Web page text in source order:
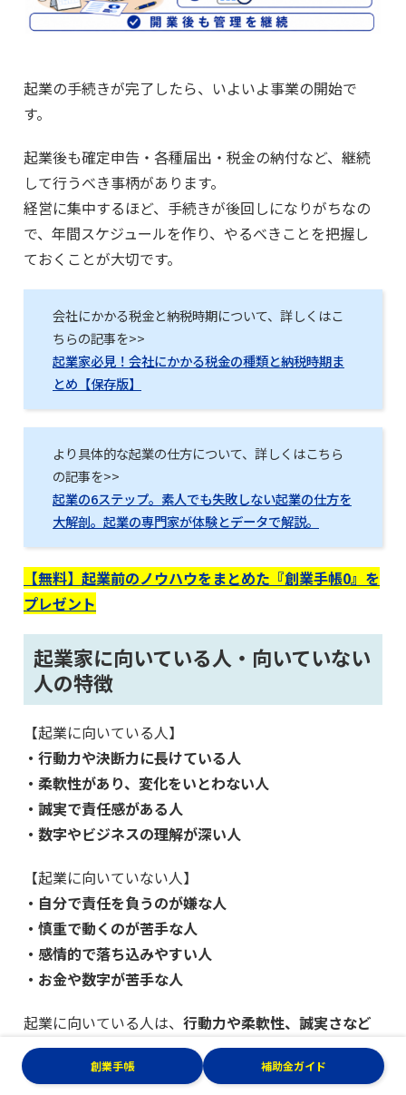
起業の手続きが完了したら、いよいよ事業の開始で
す。
起業後も確定申告・各種届出・税金の納付など、継続
して行うべき事柄があります。
経営に集中するほど、手続きが後回しになりがちなの
で、年間スケジュールを作り、やるべきことを把握し
ておくことが大切です。
会社にかかる税金と納税時期について、詳しくはこ
ちらの記事を>>
起業家必見！会社にかかる税金の種類と納税時期ま
とめ【保存版】
より具体的な起業の仕方について、詳しくはこちら
の記事を>>
起業の6ステップ。素人でも失敗しない起業の仕方を
大解剖。起業の専門家が体験とデータで解説。
【無料】起業前のノウハウをまとめた『創業手帳0』を
プレゼント
起業家に向いている人・向いていない
人の特徴
【起業に向いている人】
・行動力や決断力に長けている人
・柔軟性があり、変化をいとわない人
・誠実で責任感がある人
・数字やビジネスの理解が深い人
【起業に向いていない人】
・自分で責任を負うのが嫌な人
・慎重で動くのが苦手な人
・感情的で落ち込みやすい人
・お金や数字が苦手な人
起業に向いている人は、 行動力や柔軟性、誠実さなど
を備えている人です。また数字や売れる仕組みづくり
への理解があることも、大きなアドバンテージになり
創業手帳 補助金ガイド